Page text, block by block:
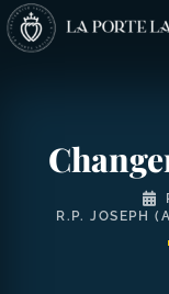
R.P. JOSEPH